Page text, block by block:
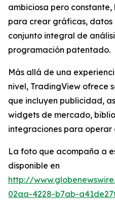
ambiciosa pero
para crear gráficas, datos
conjunto integral de
programación patentado.
Más allá de una
nivel, TradingView ofrece
que incluyen publicidad,
widgets de mercado,
integraciones para operar
La foto que acompaña a
disponible en
http://
02aa-4228-b7ab-